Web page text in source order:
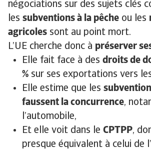
négociations sur des sujets clés
les subventions à la pêche ou les
agricoles sont au point mort.
L’UE cherche donc à préserver
Elle fait face à des droits de
% sur ses exportations vers
Elle estime que les
faussent la concurrence,
l’automobile,
Et elle voit dans le CPTPP,
presque équivalent à celui de